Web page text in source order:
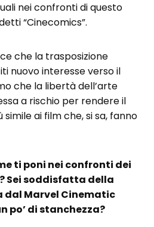
nei confronti di questo
“Cinecomics”.
che la trasposizione
nuovo interesse verso il
che la libertà dell’arte
a rischio per rendere il
ai film che, si sa, fanno
ti poni nei confronti dei
Sei soddisfatta della
dal Marvel Cinematic
po’ di stanchezza?